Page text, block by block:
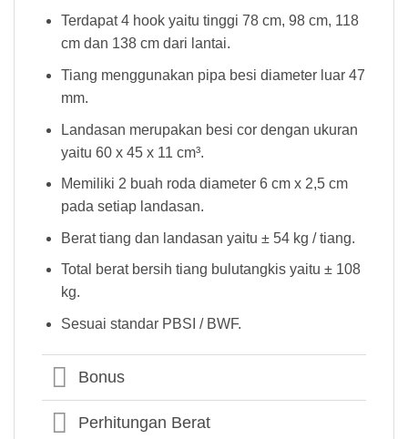
Terdapat 4 hook yaitu tinggi 78 cm, 98 cm, 118
cm dan 138 cm dari lantai.
Tiang menggunakan pipa besi diameter luar 47
mm.
Landasan merupakan besi cor dengan ukuran
yaitu 60 x 45 x 11 cm³.
Memiliki 2 buah roda diameter 6 cm x 2,5 cm
pada setiap landasan.
Berat tiang dan landasan yaitu ± 54 kg / tiang.
Total berat bersih tiang bulutangkis yaitu ± 108
kg.
Sesuai standar PBSI / BWF.
Bonus
Perhitungan Berat